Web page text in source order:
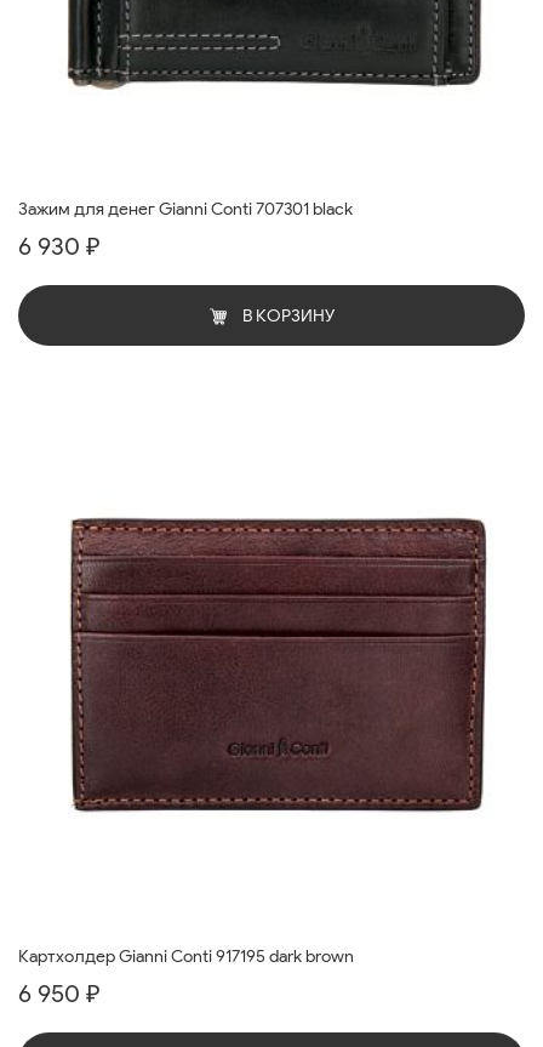
Зажим для денег Gianni Conti 707301 black
6 930 ₽
В КОРЗИНУ
Картхолдер Gianni Conti 917195 dark brown
6 950 ₽